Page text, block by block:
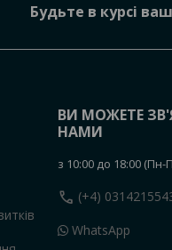
Будьте в курсі
ВИ МОЖЕТЕ
НАМИ
з 10:00 до 18:00 (Пн-
call (+4)
WhatsApp